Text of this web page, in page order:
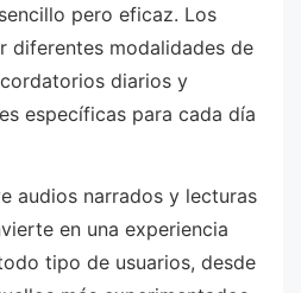
pero eficaz. Los
diferentes modalidades de
diarios y
específicas para cada día
audios narrados y lecturas
en una experiencia
tipo de usuarios, desde